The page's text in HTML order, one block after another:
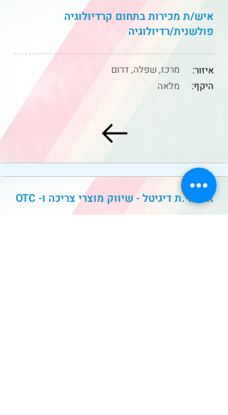
איש/ת מכירות בתחום קרדיולוגיה
פולשנית/רדיולוגיה
איזור:
מרכז, שפלה, דרום
היקף:
מלאה
אחראי.ת דיגיטל - שיווק מוצרי צריכה ו- OTC